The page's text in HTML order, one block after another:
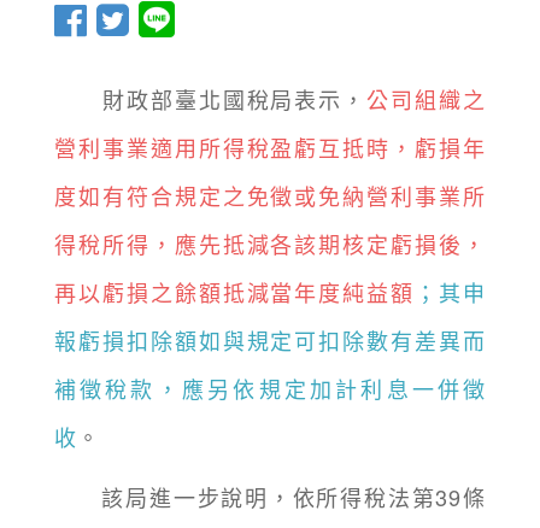
財政部臺北國稅局表示， 公司組織之
營利事業適用所得稅盈虧互抵時，虧損年
度如有符合規定之免徵或免納營利事業所
得稅所得，應先抵減各該期核定虧損後，
再以虧損之餘額抵減當年度純益額 ；其申
報虧損扣除額如與規定可扣除數有差異而
補徵稅款，應另依規定加計利息一併徵
收 。
該局進一步說明，依所得稅法第39條